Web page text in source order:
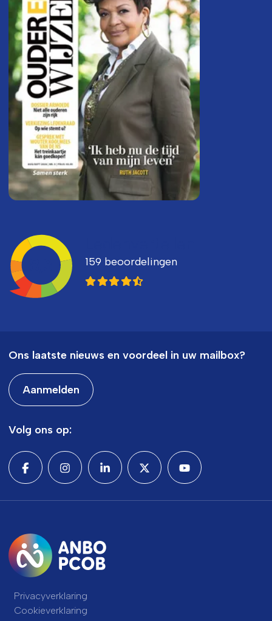
159 beoordelingen
Ons laatste nieuws en voordeel in uw mailbox?
Aanmelden
Volg ons op:
Privacyverklaring
Cookieverklaring